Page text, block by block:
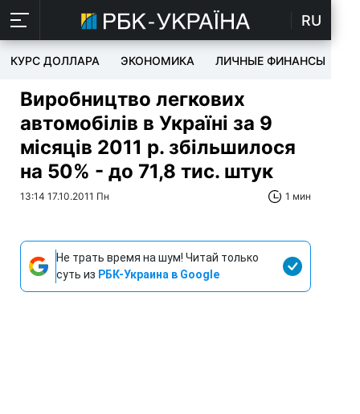
RU
КУРС ДОЛЛАРА ЭКОНОМИКА ЛИЧНЫЕ ФИНАНСЫ
Виробництво легкових
автомобілів в Україні за 9
місяців 2011 р. збільшилося
на 50% - до 71,8 тис. штук
13:14 17.10.2011 Пн 1 мин
Не трать время на шум! Читай только
суть из РБК-Украина в Google